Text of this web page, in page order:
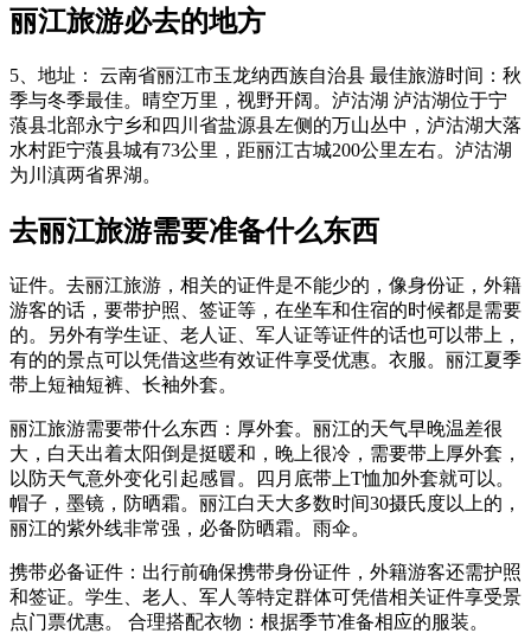
丽江旅游必去的地方
5、地址： 云南省丽江市玉龙纳西族自治县 最佳旅游时间：秋
季与冬季最佳。晴空万里，视野开阔。泸沽湖 泸沽湖位于宁
蒗县北部永宁乡和四川省盐源县左侧的万山丛中，泸沽湖大落
水村距宁蒗县城有73公里，距丽江古城200公里左右。泸沽湖
为川滇两省界湖。
去丽江旅游需要准备什么东西
证件。去丽江旅游，相关的证件是不能少的，像身份证，外籍
游客的话，要带护照、签证等，在坐车和住宿的时候都是需要
的。另外有学生证、老人证、军人证等证件的话也可以带上，
有的的景点可以凭借这些有效证件享受优惠。衣服。丽江夏季
带上短袖短裤、长袖外套。
丽江旅游需要带什么东西：厚外套。丽江的天气早晚温差很
大，白天出着太阳倒是挺暖和，晚上很冷，需要带上厚外套，
以防天气意外变化引起感冒。四月底带上T恤加外套就可以。
帽子，墨镜，防晒霜。丽江白天大多数时间30摄氏度以上的，
丽江的紫外线非常强，必备防晒霜。雨伞。
携带必备证件：出行前确保携带身份证件，外籍游客还需护照
和签证。学生、老人、军人等特定群体可凭借相关证件享受景
点门票优惠。 合理搭配衣物：根据季节准备相应的服装。